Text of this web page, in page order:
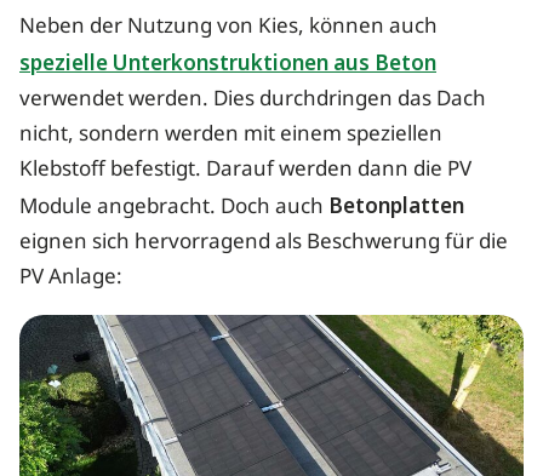
Neben der Nutzung von Kies, können auch
spezielle Unterkonstruktionen aus Beton
verwendet werden. Dies durchdringen das Dach
nicht, sondern werden mit einem speziellen
Klebstoff befestigt. Darauf werden dann die PV
Module angebracht. Doch auch Betonplatten
eignen sich hervorragend als Beschwerung für die
PV Anlage: